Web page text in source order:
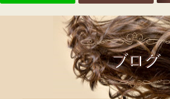
ブログ